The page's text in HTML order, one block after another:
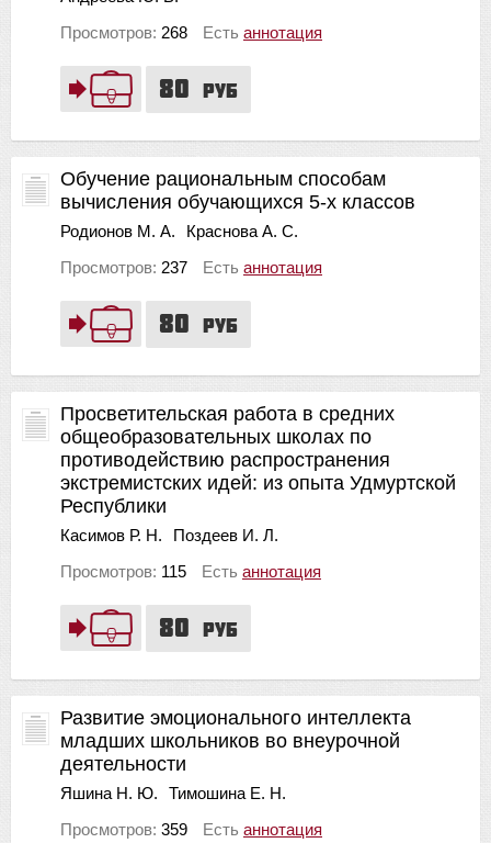
80 руб
Просмотров: 268 Есть аннотация
80 руб
Обучение рациональным способам
вычисления обучающихся 5-х классов
Родионов М. А.
Краснова А. С.
Просмотров: 237 Есть аннотация
80 руб
Просветительская работа в средних
общеобразовательных школах по
противодействию распространения
экстремистских идей: из опыта Удмуртской
Республики
Касимов Р. Н.
Поздеев И. Л.
Просмотров: 115 Есть аннотация
Развитие эмоционального интеллекта
младших школьников во внеурочной
деятельности
Яшина Н. Ю.
Тимошина Е. Н.
Просмотров: 359 Есть аннотация